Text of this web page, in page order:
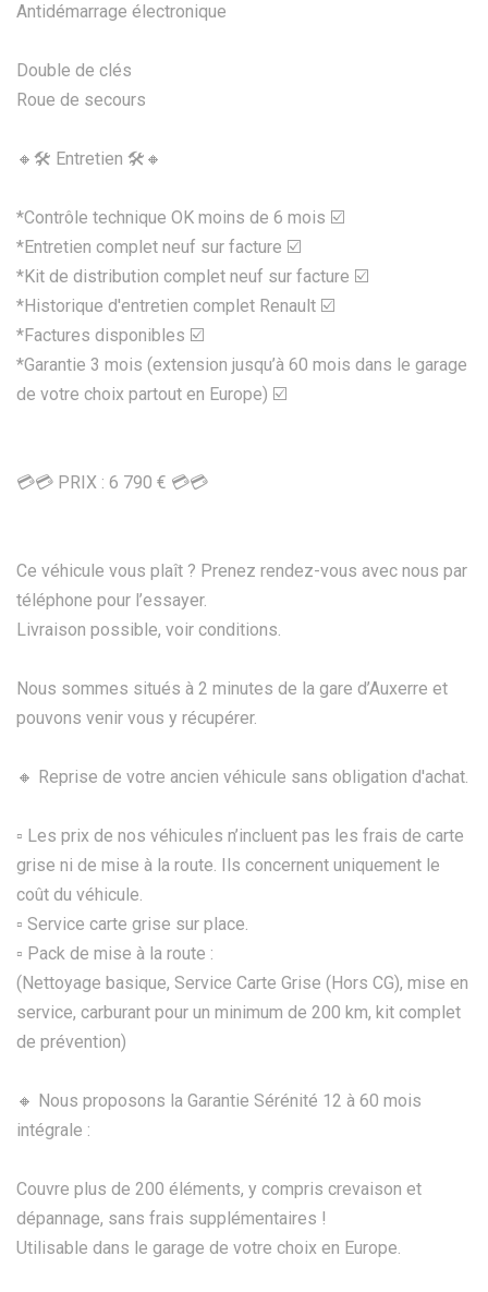
Antidémarrage électronique
Double de clés
Roue de secours
🔸🛠 Entretien 🛠🔸
*Contrôle technique OK moins de 6 mois ☑️
*Entretien complet neuf sur facture ☑️
*Kit de distribution complet neuf sur facture ☑️
*Historique d'entretien complet Renault ☑️
*Factures disponibles ☑️
*Garantie 3 mois (extension jusqu’à 60 mois dans le garage
de votre choix partout en Europe) ☑️
💳💳 PRIX : 6 790 € 💳💳
Ce véhicule vous plaît ? Prenez rendez-vous avec nous par
téléphone pour l’essayer.
Livraison possible, voir conditions.
Nous sommes situés à 2 minutes de la gare d’Auxerre et
pouvons venir vous y récupérer.
🔸 Reprise de votre ancien véhicule sans obligation d'achat.
▫️ Les prix de nos véhicules n’incluent pas les frais de carte
grise ni de mise à la route. Ils concernent uniquement le
coût du véhicule.
▫️ Service carte grise sur place.
▫️ Pack de mise à la route :
(Nettoyage basique, Service Carte Grise (Hors CG), mise en
service, carburant pour un minimum de 200 km, kit complet
de prévention)
🔸 Nous proposons la Garantie Sérénité 12 à 60 mois
intégrale :
Couvre plus de 200 éléments, y compris crevaison et
dépannage, sans frais supplémentaires !
Utilisable dans le garage de votre choix en Europe.